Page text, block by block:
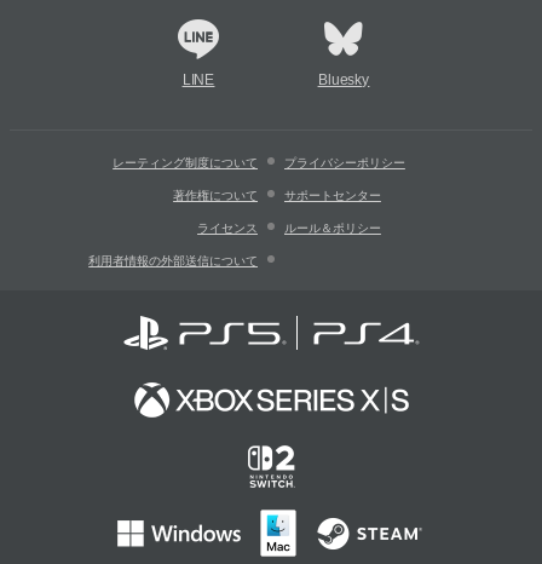
LINE Bluesky
レーティング制度について プライバシーポリシー
著作権について サポートセンター
ライセンス ルール＆ポリシー
利用者情報の外部送信について